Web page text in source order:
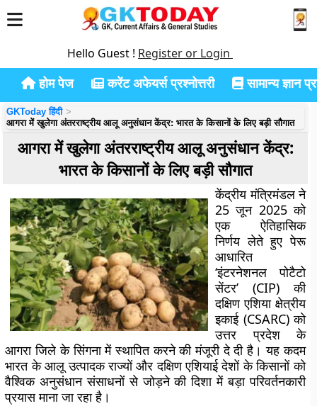
Hello Guest ! Register or Login
होम पेज करेंट अफेयर्स प्रश्नोत्तरी सामान्य ज्ञान
GKToday हिंदी
आगरा में खुलेगा अंतरराष्ट्रीय आलू अनुसंधान केंद्र: भारत के किसानों के लिए बड़ी सौगात
आगरा में खुलेगा अंतरराष्ट्रीय आलू अनुसंधान केंद्र:
भारत के किसानों के लिए बड़ी सौगात
केंद्रीय मंत्रिमंडल ने
25 जून 2025 को
एक ऐतिहासिक
निर्णय लेते हुए पेरू
आधारित
‘इंटरनेशनल पोटैटो
सेंटर’ (CIP) की
दक्षिण एशिया क्षेत्रीय
इकाई (CSARC) को
उत्तर प्रदेश के
आगरा जिले के सिंगना में स्थापित करने की मंजूरी दे दी है। यह कदम
भारत के आलू उत्पादक राज्यों और दक्षिण एशियाई देशों के किसानों को
वैश्विक अनुसंधान संसाधनों से जोड़ने की दिशा में बड़ा परिवर्तनकारी
प्रयास माना जा रहा है।